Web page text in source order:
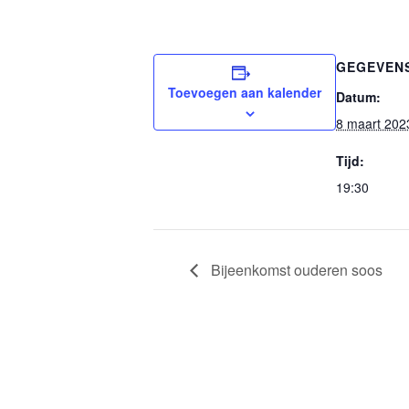
Toevoegen aan kalender
Datum:
8 maart
Tijd:
19:30
Bijeenkomst ouderen soos